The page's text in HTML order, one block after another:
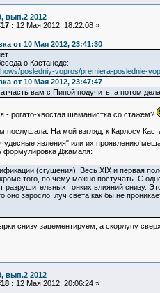
вып.2 2012
: 12 Мая 2012, 18:22:08 »
от 10 Мая 2012, 23:41:30
о Кастанеде:
posledniy-vopros/premiera-poslednie-
от 10 Мая 2012, 23:47:47
вам с Пипой подучить, а потом
- рогато-хвостая шаманистка со стажем?
На мой взгляд, к Карлосу
явления" или их проявлению
Джамаля:
(сгущения). Весь XIX и первая
того, по чему можно постучать. С
разрушительных тонких влияний снизу.
оно заросло, луч света как бы не
снизу зацементируем, а скорлупу
вып.2 2012
: 12 Мая 2012, 20:06:24 »